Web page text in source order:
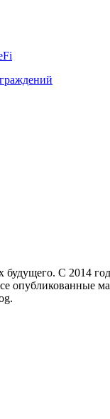
С 2014
опубликованные